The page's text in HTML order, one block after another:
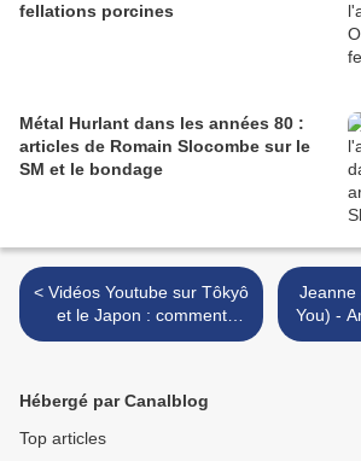
fellations porcines
Métal Hurlant dans les années 80 :
articles de Romain Slocombe sur le
SM et le bondage
< Vidéos Youtube sur Tôkyô
et le Japon : comment
trouver les meilleures
Jeanne
You) -
Hébergé par Canalblog
Top articles